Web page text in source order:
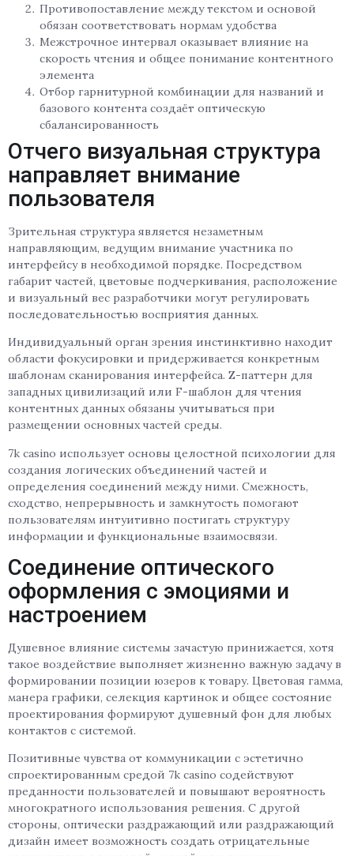
Противопоставление между текстом и основой
обязан соответствовать нормам удобства
Межстрочное интервал оказывает влияние на
скорость чтения и общее понимание контентного
элемента
Отбор гарнитурной комбинации для названий и
базового контента создаёт оптическую
сбалансированность
Отчего визуальная структура
направляет внимание
пользователя
Зрительная структура является незаметным
направляющим, ведущим внимание участника по
интерфейсу в необходимой порядке. Посредством
габарит частей, цветовые подчеркивания, расположение
и визуальный вес разработчики могут регулировать
последовательностью восприятия данных.
Индивидуальный орган зрения инстинктивно находит
области фокусировки и придерживается конкретным
шаблонам сканирования интерфейса. Z-паттерн для
западных цивилизаций или F-шаблон для чтения
контентных данных обязаны учитываться при
размещении основных частей среды.
7k casino использует основы целостной психологии для
создания логических объединений частей и
определения соединений между ними. Смежность,
сходство, непрерывность и замкнутость помогают
пользователям интуитивно постигать структуру
информации и функциональные взаимосвязи.
Соединение оптического
оформления с эмоциями и
настроением
Душевное влияние системы зачастую принижается, хотя
такое воздействие выполняет жизненно важную задачу в
формировании позиции юзеров к товару. Цветовая гамма,
манера графики, селекция картинок и общее состояние
проектирования формируют душевный фон для любых
контактов с системой.
Позитивные чувства от коммуникации с эстетично
спроектированным средой 7k casino содействуют
преданности пользователей и повышают вероятность
многократного использования решения. С другой
стороны, оптически раздражающий или раздражающий
дизайн имеет возможность создать отрицательные